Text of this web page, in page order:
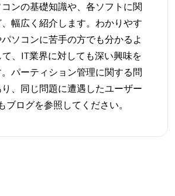
ンの基礎知識や、各ソフトに関
幅広く紹介します。わかりやす
ソコンに苦手の方でも分かるよ
て、IT業界に対しても深い興味を
パーティション管理に関する問
、同じ問題に遭遇したユーザー
ブログを参照してください。